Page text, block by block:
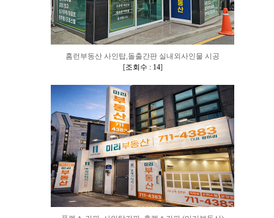
홈런부동산 사인탑,돌출간판 실내외사인물 시공
[조회수 : 14]